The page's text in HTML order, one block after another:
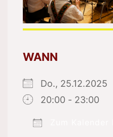
WANN
Do., 25.12.2025
20:00 - 23:00